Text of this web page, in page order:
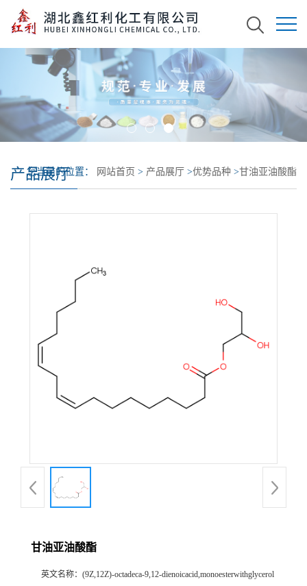
产品展厅
您当前的位置： 网站首页 > 产品展厅 >优势品种 >甘油亚油酸酯
甘油亚油酸酯
英文名称： (9Z,12Z)-octadeca-9,12-dienoicacid,monoesterwithglycerol